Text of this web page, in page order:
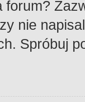
forum?
nie
Spróbuj